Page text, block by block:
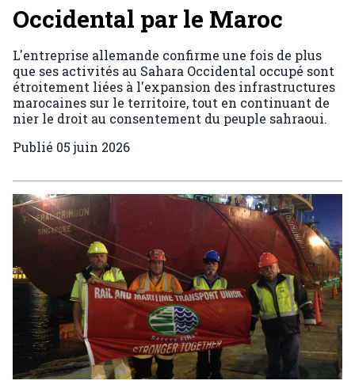
Occidental par le Maroc
L'entreprise allemande confirme une fois de plus
que ses activités au Sahara Occidental occupé sont
étroitement liées à l'expansion des infrastructures
marocaines sur le territoire, tout en continuant de
nier le droit au consentement du peuple sahraoui.
Publié 05 juin 2026